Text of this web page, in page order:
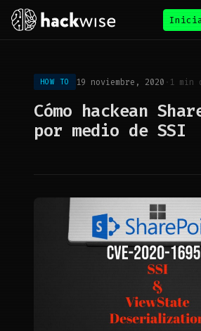
HOW TO 19 noviembre, 2020 · 1 min
Cómo hackean
por medio de SSI